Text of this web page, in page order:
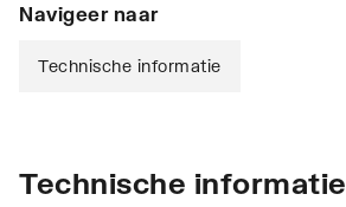
Navigeer naar
Technische informatie
Technische informatie